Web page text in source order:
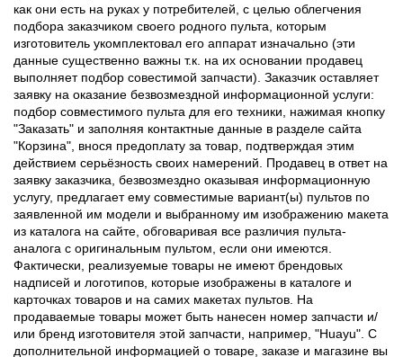
как они есть на руках у потребителей, с целью облегчения
подбора заказчиком своего родного пульта, которым
изготовитель укомплектовал его аппарат изначально (эти
данные существенно важны т.к. на их основании продавец
выполняет подбор совестимой запчасти). Заказчик оставляет
заявку на оказание безвозмездной информационной услуги:
подбор совместимого пульта для его техники, нажимая кнопку
"Заказать" и заполняя контактные данные в разделе сайта
"Корзина", внося предоплату за товар, подтверждая этим
действием серьёзность своих намерений. Продавец в ответ на
заявку заказчика, безвозмездно оказывая информационную
услугу, предлагает ему совместимые вариант(ы) пультов по
заявленной им модели и выбранному им изображению макета
из каталога на сайте, обговаривая все различия пульта-
аналога с оригинальным пультом, если они имеются.
Фактически, реализуемые товары не имеют брендовых
надписей и логотипов, которые изображены в каталоге и
карточках товаров и на самих макетах пультов. На
продаваемые товары может быть нанесен номер запчасти и/
или бренд изготовителя этой запчасти, например, "Huayu". С
дополнительной информацией о товаре, заказе и магазине вы